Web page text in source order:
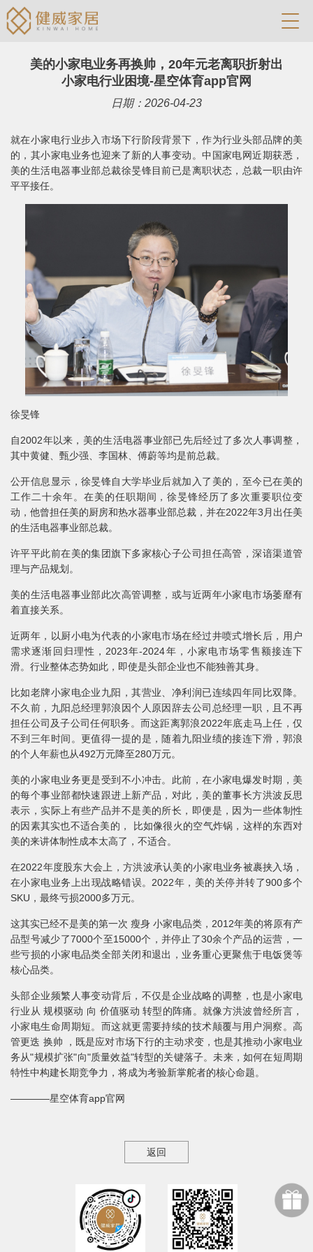
美的小家电业务再换帅，20年元老离职折射出
小家电行业困境-星空体育app官网
日期：2026-04-23
就在小家电行业步入市场下行阶段背景下，作为行业头部品牌的美
的，其小家电业务也迎来了新的人事变动。中国家电网近期获悉，
美的生活电器事业部总裁徐旻锋目前已是离职状态，总裁一职由许
平平接任。
徐旻锋
自2002年以来，美的生活电器事业部已先后经过了多次人事调整，
其中黄健、甄少强、李国林、傅蔚等均是前总裁。
公开信息显示，徐旻锋自大学毕业后就加入了美的，至今已在美的
工作二十余年。在美的任职期间，徐旻锋经历了多次重要职位变
动，他曾担任美的厨房和热水器事业部总裁，并在2022年3月出任美
的生活电器事业部总裁。
许平平此前在美的集团旗下多家核心子公司担任高管，深谙渠道管
理与产品规划。
美的生活电器事业部此次高管调整，或与近两年小家电市场萎靡有
着直接关系。
近两年，以厨小电为代表的小家电市场在经过井喷式增长后，用户
需求逐渐回归理性，2023年-2024年，小家电市场零售额接连下
滑。行业整体态势如此，即使是头部企业也不能独善其身。
比如老牌小家电企业九阳，其营业、净利润已连续四年同比双降。
不久前，九阳总经理郭浪因个人原因辞去公司总经理一职，且不再
担任公司及子公司任何职务。而这距离郭浪2022年底走马上任，仅
不到三年时间。更值得一提的是，随着九阳业绩的接连下滑，郭浪
的个人年薪也从492万元降至280万元。
美的小家电业务更是受到不小冲击。此前，在小家电爆发时期，美
的每个事业部都快速跟进上新产品，对此，美的董事长方洪波反思
表示，实际上有些产品并不是美的所长，即便是，因为一些体制性
的因素其实也不适合美的， 比如像很火的空气炸锅，这样的东西对
美的来讲体制性成本太高了，不适合。
在2022年度股东大会上，方洪波承认美的小家电业务被裹挟入场，
在小家电业务上出现战略错误。2022年，美的关停并转了900多个
SKU，最终亏损2000多万元。
这其实已经不是美的第一次 瘦身 小家电品类，2012年美的将原有产
品型号减少了7000个至15000个，并停止了30余个产品的运营，一
些亏损的小家电品类全部关闭和退出，业务重心更聚焦于电饭煲等
核心品类。
头部企业频繁人事变动背后，不仅是企业战略的调整，也是小家电
行业从 规模驱动 向 价值驱动 转型的阵痛。就像方洪波曾经所言，
小家电生命周期短。而这就更需要持续的技术颠覆与用户洞察。高
管更迭 换帅 ，既是应对市场下行的主动求变，也是其推动小家电业
务从"规模扩张"向"质量效益"转型的关键落子。未来，如何在短周期
特性中构建长期竞争力，将成为考验新掌舵者的核心命题。
————星空体育app官网
返回